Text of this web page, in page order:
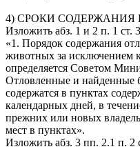
4) СРОКИ
Изложить абз. 1 и 2 п. 1 ст.
«1. Порядок содержания
животных за исключением
определяется Советом
Отловленные и найденные
содержатся в пунктах
календарных дней, в
прежних или новых
мест в пунктах».
Изложить абз. 3 пп. 2.1 п. 2